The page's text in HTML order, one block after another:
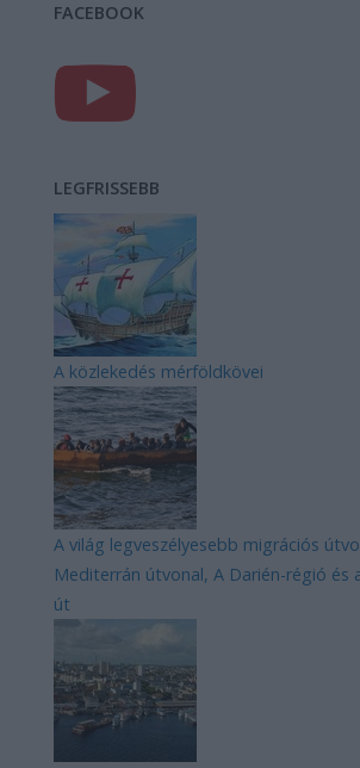
FACEBOOK
LEGFRISSEBB
A közlekedés mérföldkövei
A világ legveszélyesebb migrációs
Mediterrán útvonal, A Darién-régió és
út